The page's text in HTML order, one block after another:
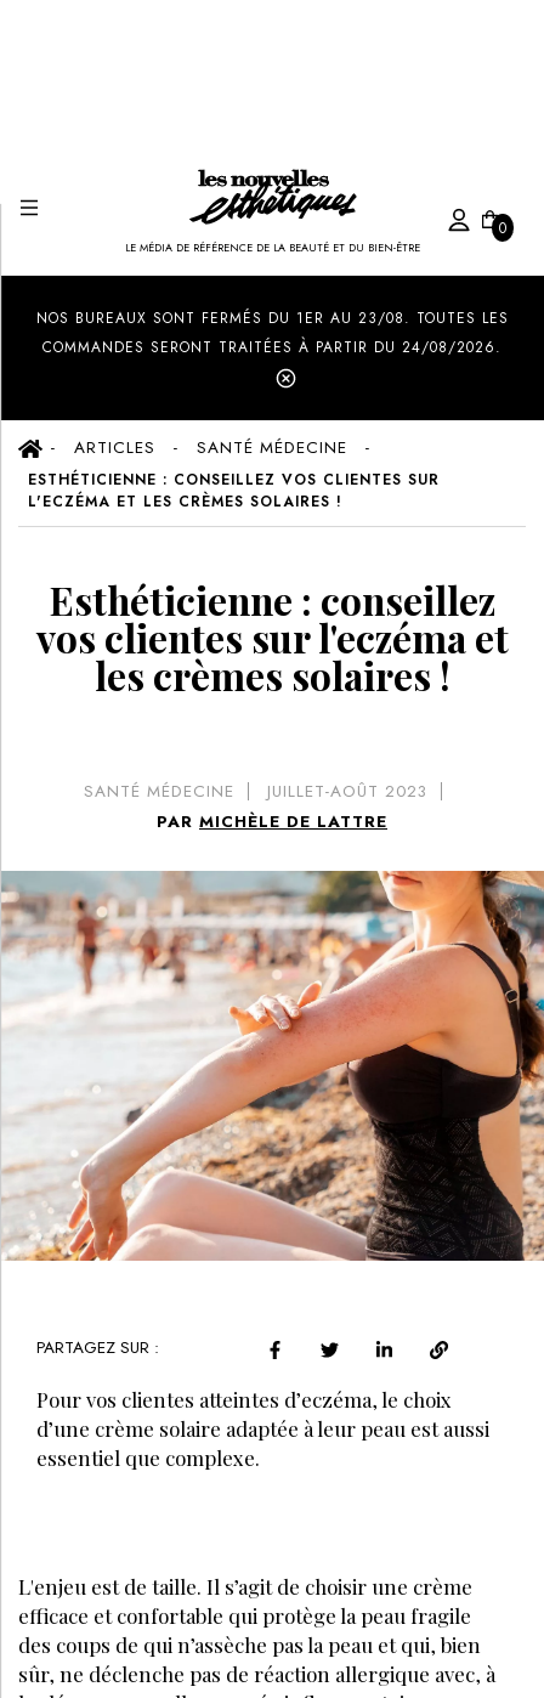
LE MÉDIA DE RÉFÉRENCE DE LA BEAUTÉ ET DU BIEN-ÊTRE
0
NOS BUREAUX SONT FERMÉS DU 1ER AU 23/08. TOUTES LES
COMMANDES SERONT TRAITÉES À PARTIR DU 24/08/2026.
ARTICLES SANTÉ MÉDECINE
ESTHÉTICIENNE : CONSEILLEZ VOS CLIENTES SUR
L'ECZÉMA ET LES CRÈMES SOLAIRES !
Esthéticienne : conseillez
vos clientes sur l'eczéma et
les crèmes solaires !
SANTÉ MÉDECINE
JUILLET-AOÛT 2023
PAR MICHÈLE DE LATTRE
PARTAGEZ SUR :
Pour vos clientes atteintes d’eczéma, le choix
d’une crème solaire adaptée à leur peau est aussi
essentiel que complexe.
L'enjeu est de taille. Il s’agit de choisir une crème
efficace et confortable qui protège la peau fragile
des coups de qui n’assèche pas la peau et qui, bien
sûr, ne déclenche pas de réaction allergique avec, à